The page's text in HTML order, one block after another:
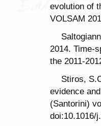
evolution of
VOLSAM
2014. Time-
the 2011-
Stiros,
evidence
(Santorini)
doi:10.1016/